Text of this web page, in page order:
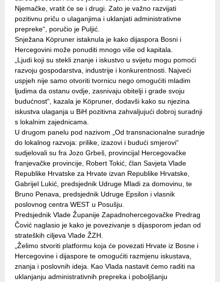
Njemačke, vratit će se i drugi. Zato je važno razvijati
pozitivnu priču o ulaganjima i uklanjati administrativne
prepreke“, poručio je Puljić.
Snježana Köpruner istaknula je kako dijaspora Bosni i
Hercegovini može ponuditi mnogo više od kapitala.
„Ljudi koji su stekli znanje i iskustvo u svijetu mogu pomoći
razvoju gospodarstva, industrije i konkurentnosti. Najveći
uspjeh nije samo otvoriti tvornicu nego omogućiti mladim
ljudima da ostanu ovdje, zasnivaju obitelji i grade svoju
budućnost“, kazala je Köpruner, dodavši kako su njezina
iskustva ulaganja u BiH pozitivna zahvaljujući dobroj suradnji
s lokalnim zajednicama.
U drugom panelu pod nazivom „Od transnacionalne suradnje
do lokalnog razvoja: prilike, izazovi i budući smjerovi“
sudjelovali su fra Jozo Grbeš, provincijal Hercegovačke
franjevačke provincije, Robert Tokić, član Savjeta Vlade
Republike Hrvatske za Hrvate izvan Republike Hrvatske,
Gabrijel Lukić, predsjednik Udruge Mladi za domovinu, te
Bruno Penava, predsjednik Udruge Epsilon i vlasnik
poslovnog centra WEST u Posušju.
Predsjednik Vlade Županije Zapadnohercegovačke Predrag
Čović naglasio je kako je povezivanje s dijasporom jedan od
strateških ciljeva Vlade ŽZH.
„Želimo stvoriti platformu koja će povezati Hrvate iz Bosne i
Hercegovine i dijaspore te omogućiti razmjenu iskustava,
znanja i poslovnih ideja. Kao Vlada nastavit ćemo raditi na
uklanjanju administrativnih prepreka i poboljšanju